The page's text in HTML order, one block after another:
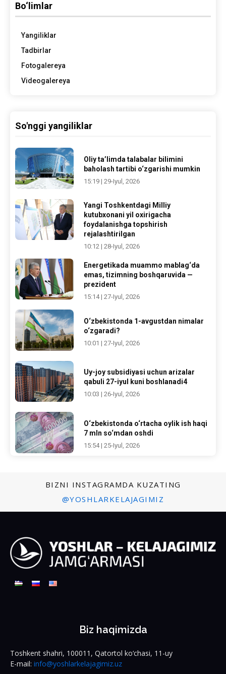
Bo‘limlar
Yangiliklar
Tadbirlar
Fotogalereya
Videogalereya
So'nggi yangiliklar
Oliy ta’limda talabalar bilimini
baholash tartibi o‘zgarishi mumkin
15:19 | 29-Iyul, 2026
Yangi Toshkentdagi Milliy
kutubxonani yil oxirigacha
foydalanishga topshirish
rejalashtirilgan
10:12 | 28-Iyul, 2026
Energetikada muammo mablag‘da
emas, tizimning boshqaruvida —
prezident
15:14 | 27-Iyul, 2026
O‘zbekistonda 1-avgustdan nimalar
o‘zgaradi?
10:01 | 27-Iyul, 2026
Uy-joy subsidiyasi uchun arizalar
qabuli 27-iyul kuni boshlanadi4
10:03 | 26-Iyul, 2026
O‘zbekistonda o‘rtacha oylik ish haqi
7 mln so‘mdan oshdi
15:54 | 25-Iyul, 2026
BIZNI INSTAGRAMDA KUZATING
@YOSHLARKELAJAGIMIZ
Biz haqimizda
Toshkent shahri, 100011, Qatortol ko‘chasi, 11-uy
E-mail: info@yoshlarkelajagimiz.uz